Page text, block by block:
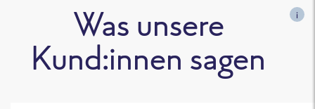
Was unsere
Kund:innen sagen
i